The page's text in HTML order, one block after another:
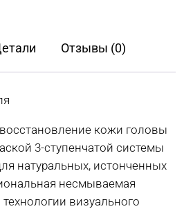
Отзывы (0)
кожи головы
3-ступенчатой системы
натуральных, истонченных
несмываемая
визуального